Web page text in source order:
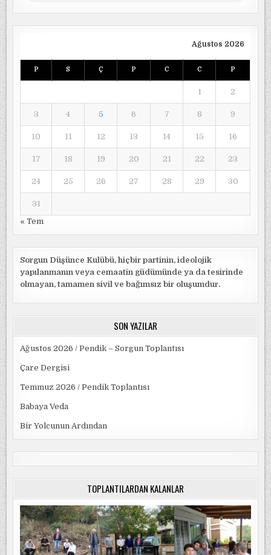
Ağustos 2026
P S Ç P C C P
1 2
3 4 5 6 7 8 9
10 11 12 13 14 15 16
17 18 19 20 21 22 23
24 25 26 27 28 29 30
31
« Tem
Sorgun Düşünce Kulübü, hiçbir partinin, ideolojik
yapılanmanın veya cemaatin güdümünde ya da tesirinde
olmayan, tamamen sivil ve bağımsız bir oluşumdur.
SON YAZILAR
Ağustos 2026 / Pendik – Sorgun Toplantısı
Çare Dergisi
Temmuz 2026 / Pendik Toplantısı
Babaya Veda
Bir Yolcunun Ardından
TOPLANTILARDAN KALANLAR